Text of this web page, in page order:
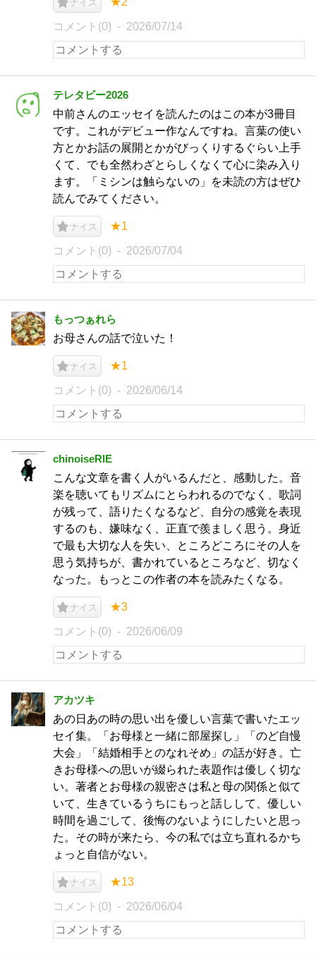
ナイス
コメント(0) 2026/07/14
テレタビー2026
中前さんのエッセイを読んたのはこの本が3冊目
です。これがデビュー作なんですね。言葉の使い
方とかお話の展開とかがびっくりするぐらい上手
くて、でも全然わざとらしくなくて心に染み入り
ます。「ミシンは触らないの」を未読の方はぜひ
読んでみてください。
ナイス ★1
コメント(0) 2026/07/04
もっつぁれら
お母さんの話で泣いた！
ナイス ★1
コメント(0) 2026/06/14
chinoiseRIE
こんな文章を書く人がいるんだと、感動した。音
楽を聴いてもリズムにとらわれるのでなく、歌詞
が残って、語りたくなるなど、自分の感覚を表現
するのも、嫌味なく、正直で羨ましく思う。身近
で最も大切な人を失い、ところどころにその人を
思う気持ちが、書かれているところなど、切なく
なった。もっとこの作者の本を読みたくなる。
ナイス ★3
コメント(0) 2026/06/09
アカツキ
あの日あの時の思い出を優しい言葉で書いたエッ
セイ集。「お母様と一緒に部屋探し」「のど自慢
大会」「結婚相手とのなれそめ」の話が好き。亡
きお母様への思いが綴られた表題作は優しく切な
い。著者とお母様の親密さは私と母の関係と似て
いて、生きているうちにもっと話しして、優しい
時間を過ごして、後悔のないようにしたいと思っ
た。その時が来たら、今の私では立ち直れるかち
ょっと自信がない。
ナイス ★13
コメント(0) 2026/06/04